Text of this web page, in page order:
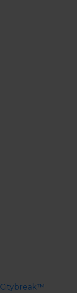
Citybreak™